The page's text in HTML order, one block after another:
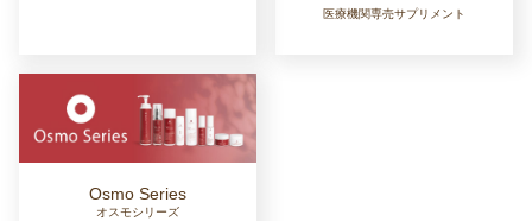
医療機関専売サプリメント
Osmo Series
オスモシリーズ